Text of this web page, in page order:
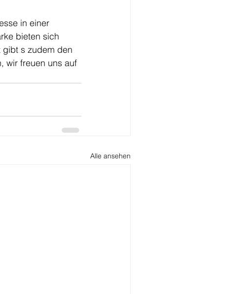
in einer
bieten sich
s zudem den
wir freuen uns auf
Alle ansehen